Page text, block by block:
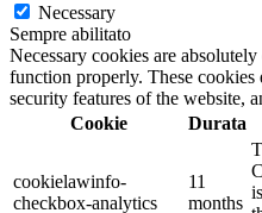
Necessary
Sempre abilitato
Necessary cookies are
function properly. These cookies
security features of the website,
Cookie
Durata
cookielawinfo-
checkbox-analytics
11
months